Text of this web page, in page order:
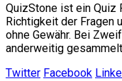
QuizStone ist ein Quiz
Richtigkeit der Fragen
ohne Gewähr. Bei
anderweitig
Twitter Facebook